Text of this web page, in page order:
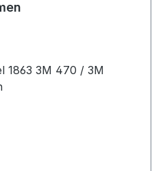
1863 3M 470 / 3M